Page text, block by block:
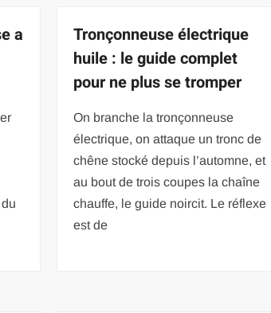
a
Tronçonneuse électrique
huile : le guide complet
pour ne plus se tromper
On branche la tronçonneuse
électrique, on attaque un tronc de
chêne stocké depuis l’automne, et
au bout de trois coupes la chaîne
chauffe, le guide noircit. Le réflexe
est de